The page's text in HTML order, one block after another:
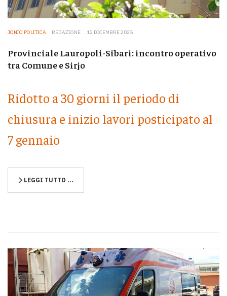
JONIO POLITICA REDAZIONE 12 DICEMBRE 2025
Provinciale Lauropoli-Sibari: incontro operativo
tra Comune e Sirjo
Ridotto a 30 giorni il periodo di
chiusura e inizio lavori posticipato al
7 gennaio
LEGGI TUTTO …